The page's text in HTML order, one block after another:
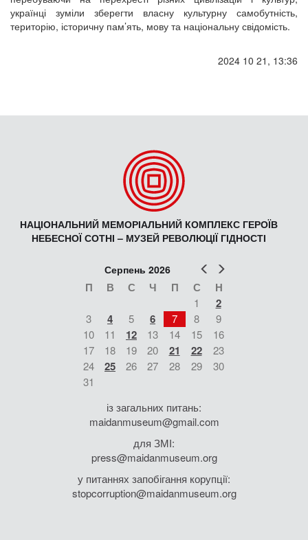
українці зуміли зберегти власну культурну самобутність,
територію, історичну пам’ять, мову та національну свідомість.
2024 10 21, 13:36
НАЦІОНАЛЬНИЙ МЕМОРІАЛЬНИЙ КОМПЛЕКС ГЕРОЇВ
НЕБЕСНОЇ СОТНІ – МУЗЕЙ РЕВОЛЮЦІЇ ГІДНОСТІ
Попер
Серпень 2026
П В С Ч П С Н
1 2
3 4 5 6 7 8
9
10
11 12 13 14 15
16
17
18 19 20 21 22
23
24
25 26 27 28 29
30
31
із загальних питань:
maidanmuseum@gmail.com
для ЗМІ:
press@maidanmuseum.org
у питаннях запобігання корупції:
stopcorruption@maidanmuseum.org